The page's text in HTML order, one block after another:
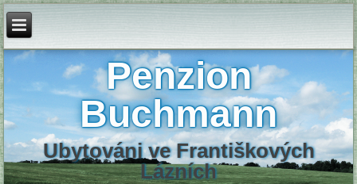
Penzion
Buchmann
Ubytováni ve Františkových
Lázních